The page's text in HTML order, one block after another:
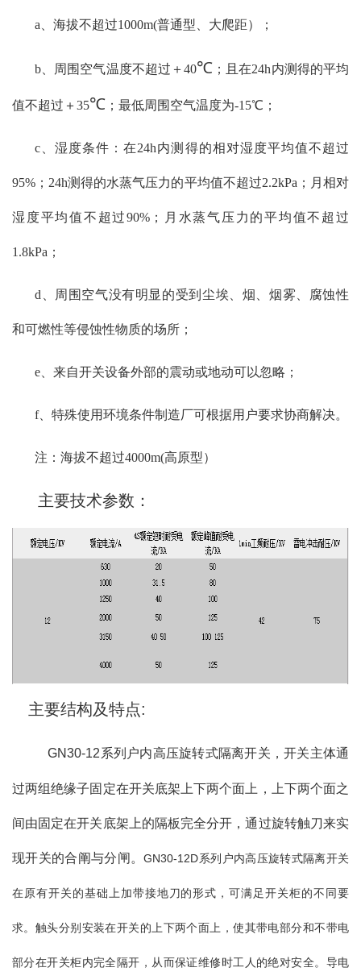
a、海拔不超过1000m(普通型、大爬距）；
b、周围空气温度不超过＋40℃ ；且在24h内测得的平均
值不超过＋35℃ ；最低周围空气温度为-15℃；
c、湿度条件：在24h内测得的相对湿度平均值不超过
95%；24h测得的水蒸气压力的平均值不超过2.2kPa；月相对
湿度平均值不超过90%；月水蒸气压力的平均值不超过
1.8kPa；
d、周围空气没有明显的受到尘埃、烟、烟雾、腐蚀性
和可燃性等侵蚀性物质的场所；
e、来自开关设备外部的震动或地动可以忽略；
f、特殊使用环境条件制造厂可根据用户要求协商解决。
注：海拔不超过4000m(高原型）
主要技术参数：
主要结构及特点:
GN30-12系列户内高压旋转式隔离开关，开关主体通
过两组绝缘子固定在开关底架上下两个面上，上下两个面之
间由固定在开关底架上的隔板完全分开，通过旋转触刀来实
现开关的合阐与分闸。GN30-12D系列户内高压旋转式隔离开关
在原有开关的基础上加带接地刀的形式，可满足开关柜的不同要
求。触头分别安装在开关的上下两个面上，使其带电部分和不带电
部分在开关柜内完全隔开，从而保证维修时工人的绝对安全。导电